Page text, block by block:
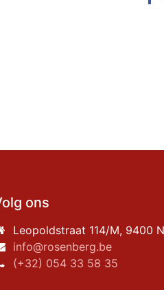
ons
Leopoldstraat 114/M, 9400
info@rosenberg.be
(+32) 054 33 58 35